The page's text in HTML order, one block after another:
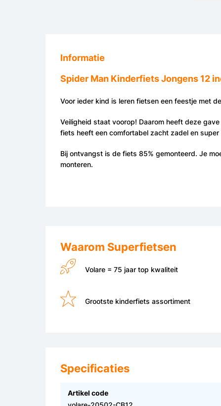
Waarom Superfietsen
Volare = 75 jaar top kwaliteit
Grootste kinderfiets assortiment
Informatie
Spider Man Kinderfiets Jongens 12
Voor ieder kind is leren fietsen een feestje met
Veiligheid staat voorop! Daarom heeft deze
fiets heeft een comfortabel zacht zadel en
Bij ontvangst is de fiets 85% gemonteerd. Je
monteren.
Specificaties
Artikel code